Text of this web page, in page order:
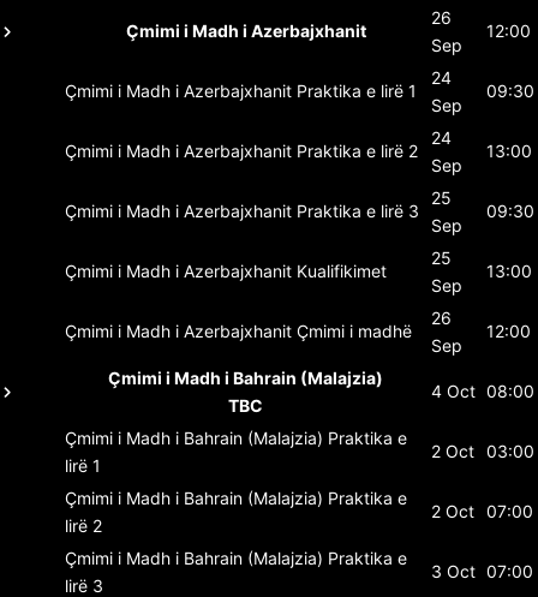
Çmimi i Madh i Azerbajxhanit
26
Sep
12:00
Çmimi i Madh i Azerbajxhanit Praktika e lirë 1
24
Sep
09:30
Çmimi i Madh i Azerbajxhanit Praktika e lirë 2
24
Sep
13:00
Çmimi i Madh i Azerbajxhanit Praktika e lirë 3
25
Sep
09:30
Çmimi i Madh i Azerbajxhanit Kualifikimet
25
Sep
13:00
Çmimi i Madh i Azerbajxhanit Çmimi i madhë
26
Sep
12:00
Çmimi i Madh i Bahrain (Malajzia)
TBC
4 Oct 08:00
Çmimi i Madh i Bahrain (Malajzia) Praktika e
lirë 1
2 Oct 03:00
Çmimi i Madh i Bahrain (Malajzia) Praktika e
lirë 2
2 Oct 07:00
Çmimi i Madh i Bahrain (Malajzia) Praktika e
lirë 3
3 Oct 07:00